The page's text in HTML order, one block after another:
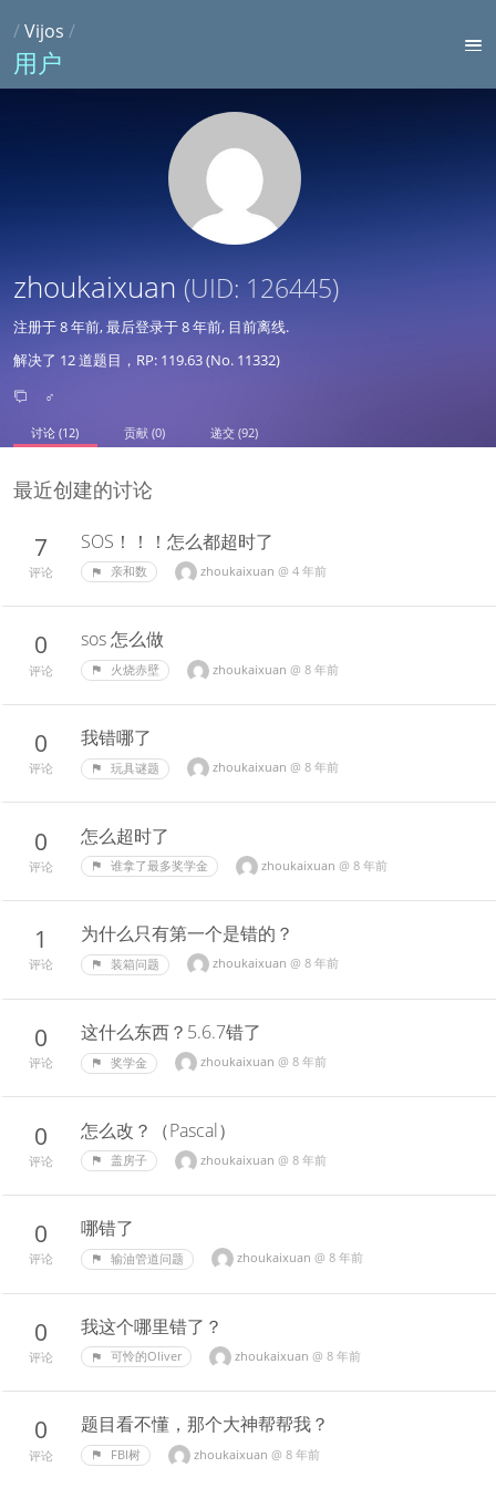
/Vijos /
用户
zhoukaixuan (UID: 126445)
注册于8 年前, 最后登录于8 年前, 目前离线.
解决了 12 道题目，RP: 119.63 (No. 11332)
♂
讨论 (12) 贡献 (0) 递交 (92)
最近创建的讨论
7
评论
SOS！！！怎么都超时了
亲和数 zhoukaixuan @ 4 年前
0
评论
sos 怎么做
火烧赤壁 zhoukaixuan @ 8 年前
0
评论
我错哪了
玩具谜题 zhoukaixuan @ 8 年前
0
评论
怎么超时了
谁拿了最多奖学金 zhoukaixuan @ 8 年前
1
评论
为什么只有第一个是错的？
装箱问题 zhoukaixuan @ 8 年前
0
评论
这什么东西？5.6.7错了
奖学金 zhoukaixuan @ 8 年前
0
评论
怎么改？（Pascal）
盖房子 zhoukaixuan @ 8 年前
0
评论
哪错了
输油管道问题 zhoukaixuan @ 8 年前
0
评论
我这个哪里错了？
可怜的Oliver zhoukaixuan @ 8 年前
0
评论
题目看不懂，那个大神帮帮我？
FBI树 zhoukaixuan @ 8 年前